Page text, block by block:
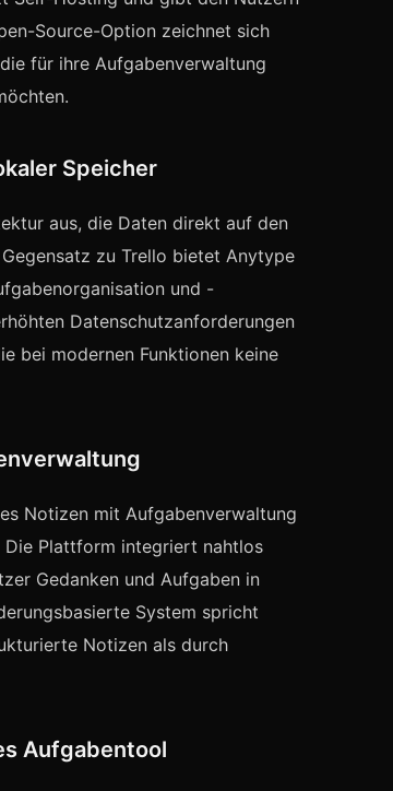
Source-Option zeichnet sich
für ihre Aufgabenverwaltung
Speicher
aus, die Daten direkt auf den
zu Trello bietet Anytype
und -
Datenschutzanforderungen
bei modernen Funktionen keine
Notizen mit Aufgabenverwaltung
Plattform integriert nahtlos
Gedanken und Aufgaben in
System spricht
Notizen als durch
Aufgabentool